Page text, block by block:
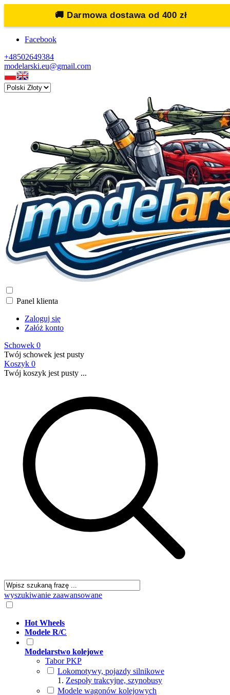
🚚 Darmowa dostawa od 400 zł
Facebook
+48502649384
modelarski.eu@gmail.com
Panel klienta
Zaloguj się
Załóż konto
Schowek 0
Twój schowek jest pusty
Koszyk 0
Twój koszyk jest pusty ...
wyszukiwanie zaawansowane
Hot Wheels
Modele R/C
Modelarstwo kolejowe
Tabor PKP
Lokomotywy, pojazdy silnikowe
Zespoły trakcyjne, szynobusy
Modele wagonów kolejowych